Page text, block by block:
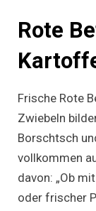
Rote
Frische Rote
Zwiebeln
Borschtsch
vollkommen
davon: „Ob
oder frischer